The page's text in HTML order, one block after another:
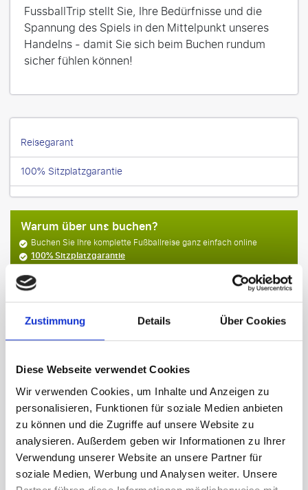
Zustimmung Details Über Cookies
Diese Webseite verwendet Cookies
Wir verwenden Cookies, um Inhalte und Anzeigen zu
personalisieren, Funktionen für soziale Medien anbieten
zu können und die Zugriffe auf unsere Website zu
analysieren. Außerdem geben wir Informationen zu Ihrer
Verwendung unserer Website an unsere Partner für
soziale Medien, Werbung und Analysen weiter. Unsere
Reisegarant
100% Sitzplatzgarantie
Warum über uns buchen?
Buchen Sie Ihre komplette Fußballreise ganz einfach online
100% Sitzplatzgarantie
direkter, persönlicherService
Mehr Vorteile
FussballTrip stellt Sie, Ihre Bedürfnisse und die
Spannung des Spiels in den Mittelpunkt unseres
Handelns - damit Sie sich beim Buchen rundum
sicher fühlen können!